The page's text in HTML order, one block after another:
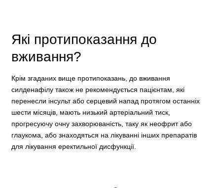
Які протипоказання до
вживання?
Крім згаданих вище протипоказань, до вживання
силденафілу також не рекомендується пацієнтам, які
перенесли інсульт або серцевий напад протягом останніх
шести місяців, мають низький артеріальний тиск,
прогресуючу очну захворюваність, таку як неофрит або
глаукома, або знаходяться на лікуванні інших препаратів
для лікування еректильної дисфункції.